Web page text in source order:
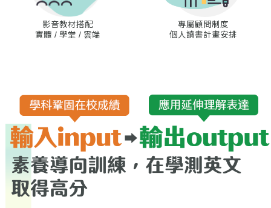
影音教材搭配
實體 / 學堂 / 雲端
專屬顧問制度
個人讀書計畫安排